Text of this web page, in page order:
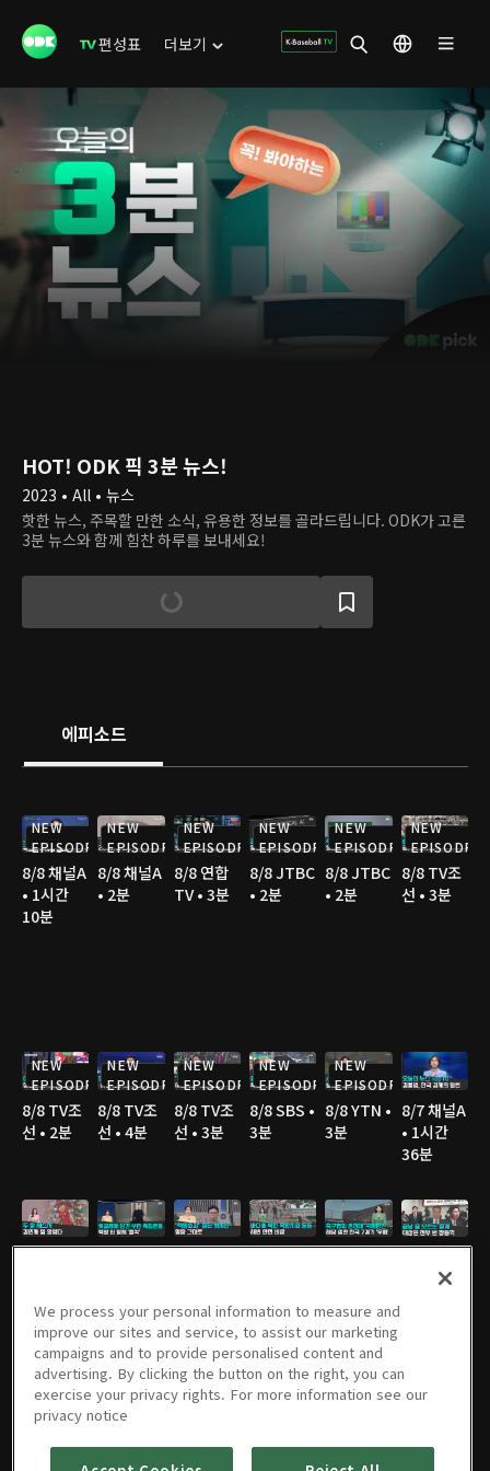
편성표 더보기
HOT! ODK 픽 3분 뉴스!
2023 • All • 뉴스
핫한 뉴스, 주목할 만한 소식, 유용한 정보를 골라드립니다. ODK가 고른
3분 뉴스와 함께 힘찬 하루를 보내세요!
에피소드
NEW
EPISODE
8/8 채널A
• 1시간
10분
NEW
EPISODE
8/8 채널A
• 2분
NEW
EPISODE
8/8 연합
TV • 3분
NEW
EPISODE
8/8 JTBC
• 2분
NEW
EPISODE
8/8 JTBC
• 2분
NEW
EPISODE
8/8 TV조
선 • 3분
NEW
EPISODE
8/8 TV조
선 • 2분
NEW
EPISODE
8/8 TV조
선 • 4분
NEW
EPISODE
8/8 TV조
선 • 3분
NEW
EPISODE
8/8 SBS •
3분
NEW
EPISODE
8/8 YTN •
3분
8/7 채널A
• 1시간
36분
선 • 3분
8/7 TV조
선 • 3분
8/7 YTN •
2분
8/7 MBC
• 3분
8/6 채널A
• 1시간
8/6 JTBC
• 2분
8/6 채널A
• 1분
We process your personal information to measure and
improve our sites and service, to assist our marketing
campaigns and to provide personalised content and
advertising. By clicking the button on the right, you can
exercise your privacy rights. For more information see our
privacy notice